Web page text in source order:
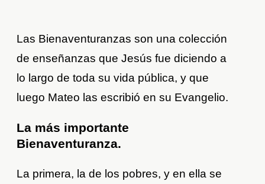
Las Bienaventuranzas son una colección
de enseñanzas que Jesús fue diciendo a
lo largo de toda su vida pública, y que
luego Mateo las escribió en su Evangelio.
La más importante
Bienaventuranza.
La primera, la de los pobres, y en ella se